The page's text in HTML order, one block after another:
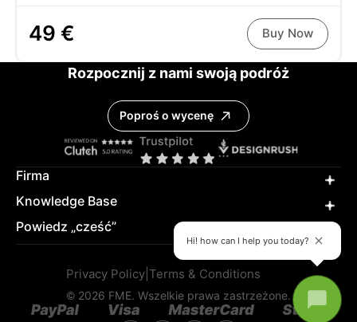
49 € Buy Now
Rozpocznij z nami swoją podróż
Poproś o wycenę
Firma
Knowledge Base
Powiedz „cześć”
Hi! how can I help you today?
Privacy Policy Terms & Conditions
© 2026 FME. Wszelkie prawa zastrzeżone.